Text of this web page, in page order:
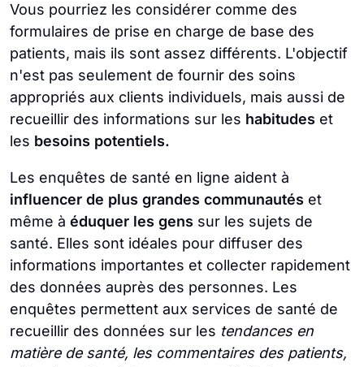
Vous pourriez les considérer comme des
formulaires de prise en charge de base des
patients, mais ils sont assez différents. L'objectif
n'est pas seulement de fournir des soins
appropriés aux clients individuels, mais aussi de
recueillir des informations sur les habitudes et
les besoins potentiels.
Les enquêtes de santé en ligne aident à
influencer de plus grandes communautés et
même à éduquer les gens sur les sujets de
santé. Elles sont idéales pour diffuser des
informations importantes et collecter rapidement
des données auprès des personnes. Les
enquêtes permettent aux services de santé de
recueillir des données sur les tendances en
matière de santé, les commentaires des patients,